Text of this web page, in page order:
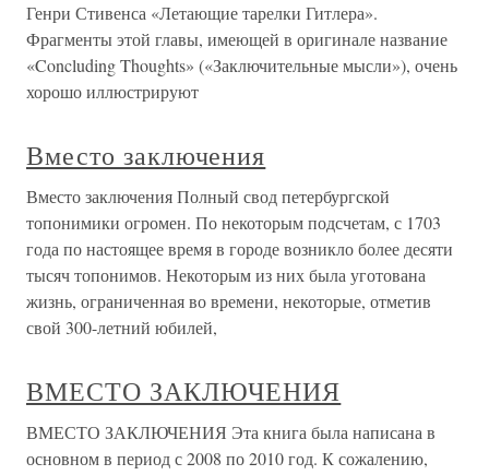
Генри Стивенса «Летающие тарелки Гитлера».
Фрагменты этой главы, имеющей в оригинале название
«Concluding Thoughts» («Заключительные мысли»), очень
хорошо иллюстрируют
Вместо заключения
Вместо заключения Полный свод петербургской
топонимики огромен. По некоторым подсчетам, с 1703
года по настоящее время в городе возникло более десяти
тысяч топонимов. Некоторым из них была уготована
жизнь, ограниченная во времени, некоторые, отметив
свой 300-летний юбилей,
ВМЕСТО ЗАКЛЮЧЕНИЯ
ВМЕСТО ЗАКЛЮЧЕНИЯ Эта книга была написана в
основном в период с 2008 по 2010 год. К сожалению,